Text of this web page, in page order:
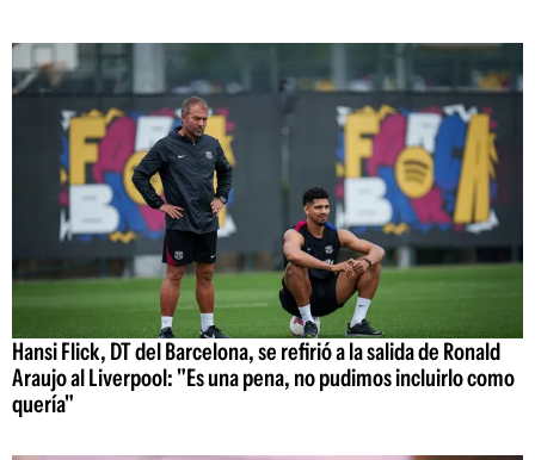
Hansi Flick, DT del Barcelona, se refirió a la salida de Ronald
Araujo al Liverpool: "Es una pena, no pudimos incluirlo como
quería"